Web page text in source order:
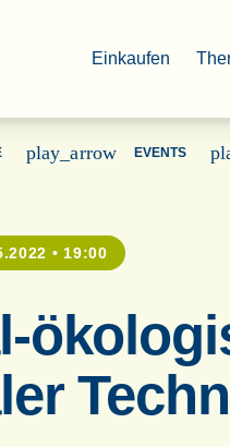
Einkaufen
play_arrow EVENTS
• 19:00